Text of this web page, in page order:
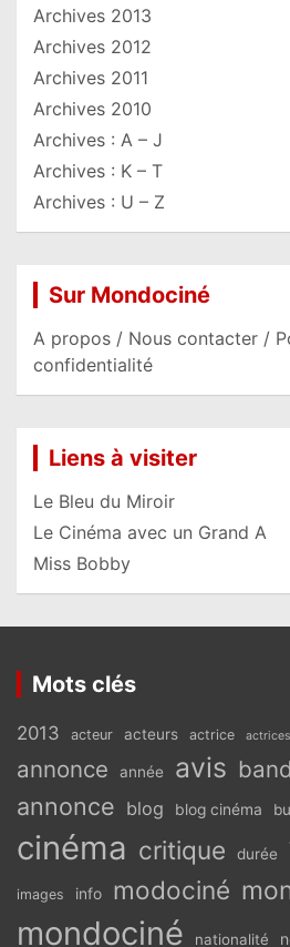
Archives 2013
Archives 2012
Archives 2011
Archives 2010
Archives : A – J
Archives : K – T
Archives : U – Z
Sur Mondociné
A propos / Nous contacter /
confidentialité
Liens à visiter
Le Bleu du Miroir
Le Cinéma avec un Grand A
Miss Bobby
Mots clés
2013 acteur acteurs actrice actrices
annonce année avis
annonce blog blog cinéma
cinéma critique durée
images info modociné
mondociné nationalité